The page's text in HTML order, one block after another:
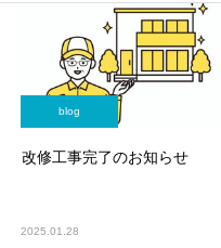
歯周病治療
blog
改修工事完了のお知らせ
2025.01.28